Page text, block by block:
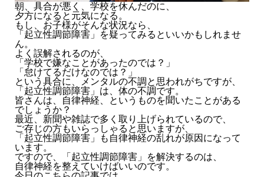
朝、具合が悪く、学校を休んだのに、
夕方になると元気になる。
もし、お子様がそんな状況なら、
「起立性調節障害」を疑ってみるといいかもしれませ
ん。
よく誤解されるのが、
「学校で嫌なことがあったのでは？」
「怠けてるだけなのでは？」
という具合に、メンタルの不調と思われがちですが、
「起立性調節障害」は、体の不調です。
皆さんは、自律神経、というものを聞いたことがある
でしょうか？
最近、新聞や雑誌で多く取り上げられているので、
ご存じの方もいらっしゃると思いますが、
「起立性調節障害」も自律神経の乱れが原因になって
います。
ですので、「起立性調節障害」を解決するのは、
自律神経を整えていけばいいのです。